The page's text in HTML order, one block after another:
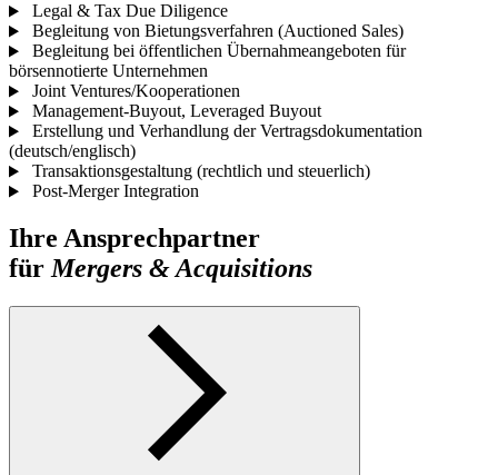
Legal & Tax Due Diligence
Begleitung von Bietungsverfahren (Auctioned Sales)
Begleitung bei öffentlichen Übernahmeangeboten für
börsennotierte Unternehmen
Joint Ventures/Kooperationen
Management-Buyout, Leveraged Buyout
Erstellung und Verhandlung der Vertragsdokumentation
(deutsch/englisch)
Transaktionsgestaltung (rechtlich und steuerlich)
Post-Merger Integration
Ihre Ansprechpartner
fürMergers & Acquisitions